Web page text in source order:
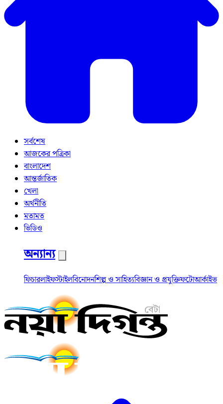
সর্বশেষ
আজকের পত্রিকা
বাংলাদেশ
আন্তর্জাতিক
খেলা
অর্থনীতি
মতামত
ভিডিও
অন্যান্য
ফিচারলাইফস্টাইলবিনোদনশিল্প ও সাহিত্যবিজ্ঞান ও প্রযুক্তিফটোআর্কাইভ